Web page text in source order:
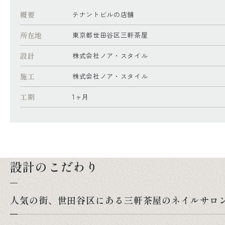
概要 テナントビルの店舗
所在地 東京都世田谷区三軒茶屋
設計 株式会社ノア・スタイル
施工 株式会社ノア・スタイル
工期 1ヶ月
設計のこだわり
人気の街、世田谷区にある三軒茶屋のネイルサロ